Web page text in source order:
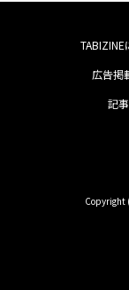
TABIZINE
広告掲
記
Copyright